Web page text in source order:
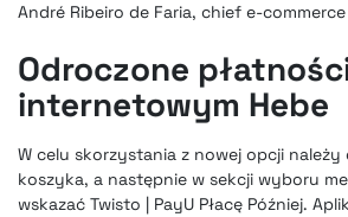
André Ribeiro de Faria, chief e-
Odroczone
internetowym Hebe
W celu skorzystania z nowej opcji
koszyka, a następnie w sekcji wyboru
wskazać Twisto | PayU Płacę Później.